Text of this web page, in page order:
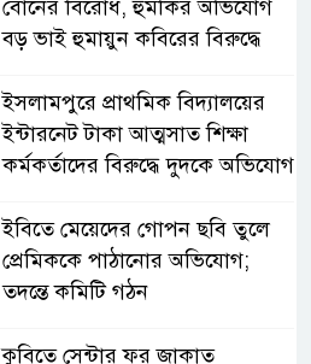
বোনের বিরোধ, হুমকির অভিযোগ
বড় ভাই হুমায়ুন কবিরের বিরুদ্ধে
​ইসলামপুরে প্রাথমিক বিদ্যালয়ের
ইন্টারনেট টাকা আত্মসাত শিক্ষা
কর্মকর্তাদের বিরুদ্ধে দুদকে অভিযোগ
ইবিতে মেয়েদের গোপন ছবি তুলে
প্রেমিককে পাঠানোর অভিযোগ;
তদন্তে কমিটি গঠন
কুবিতে সেন্টার ফর জাকাত